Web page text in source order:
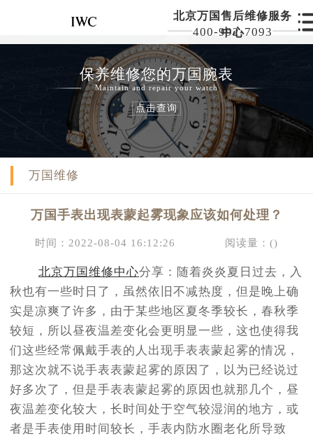
北京万国售后维修服务
中心
400-992-7093
保养维修您的万国腕表
Maintain and repair your watch
点击查询
万国维修
万国手表出现表蒙起雾现象应该如何处理？
时间：2022-08-04 16:12:26 阅读量：()
北京万国维修中心分享：随着炎炎夏日过去，入
秋也有一些时日了，虽然依旧不减热度，但是晚上确
实是凉爽了许多，由于某些地区夏冬季较长，春秋季
较短，所以昼夜温差变化会更明显一些，这也使得我
们这些经常佩戴手表的人出现手表表蒙起雾的情况，
那这次就不说手表表蒙起雾的原因了，以为已经说过
好多次了，但是手表表蒙起雾的原因也就那几个，昼
夜温差变化较大，长时间处于空气较湿润的地方，或
者是手表使用时间较长，手表内防水圈老化所导致